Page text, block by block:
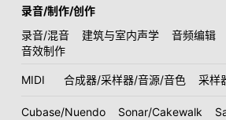
录音/制作/创作
录音/混音
建筑与室内声学 音频编辑
音效制作
MIDI 合成器/采样器/音源/音色 采样
Cubase/Nuendo Sonar/Cakewalk